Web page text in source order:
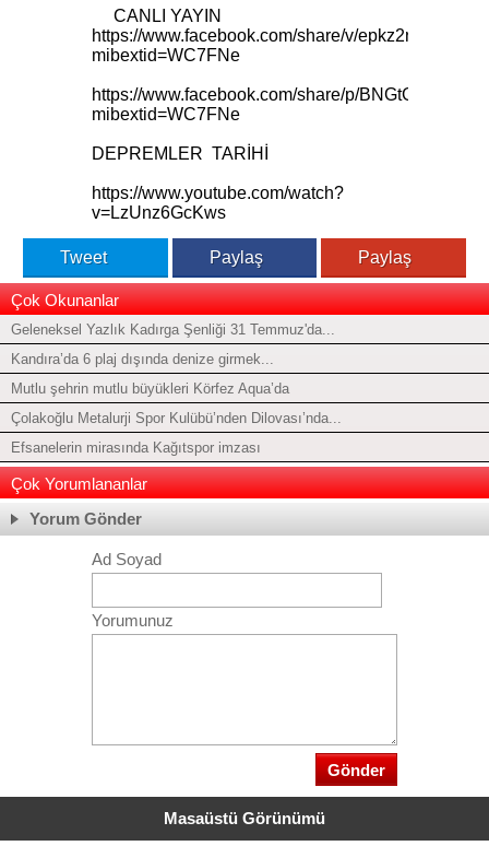
CANLI YAYIN
https://www.facebook.com/share/v/
mibextid=WC7FNe
https://www.facebook.com/share/p/
mibextid=WC7FNe
DEPREMLER TARİHİ
https://www.youtube.com/watch?
v=LzUnz6GcKws
Tweet Paylaş Paylaş
Çok Okunanlar
Geleneksel Yazlık Kadırga Şenliği 31 Temmuz'da...
Kandıra’da 6 plaj dışında denize girmek...
Mutlu şehrin mutlu büyükleri Körfez Aqua’da
Çolakoğlu Metalurji Spor Kulübü’nden Dilovası’nda...
Efsanelerin mirasında Kağıtspor imzası
Çok Yorumlananlar
Yorum Gönder
Ad Soyad
Yorumunuz
Masaüstü Görünümü